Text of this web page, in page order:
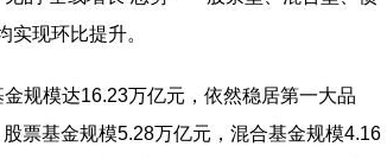
实现环比提升。
规模达16.23万亿元，依然稳居第一大品
票基金规模5.28万亿元，混合基金规模4.16